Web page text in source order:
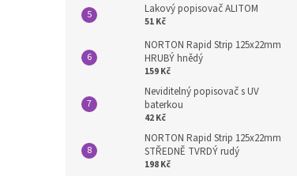
Lakový popisovač ALITOM
51 Kč
NORTON Rapid Strip 125x22mm
HRUBÝ hnědý
159 Kč
Neviditelný popisovač s UV
baterkou
42 Kč
NORTON Rapid Strip 125x22mm
STŘEDNĚ TVRDÝ rudý
198 Kč